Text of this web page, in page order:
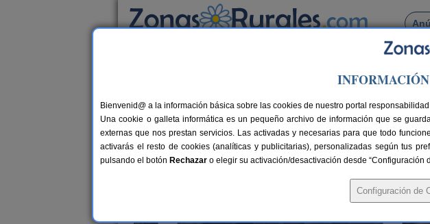
Busca por pueblo
Casas Rurales cerca de Zuriza
25 €
Bienvenid@ a la información básica sobre las cookies de nuestro portal
Una cookie o galleta informática es un pequeño archivo de información que se
externas que nos prestan servicios. Las activadas y necesarias para que todo
activarás el resto de cookies (analíticas y publicitarias), personalizadas según tus
pulsando el botón Rechazar o elegir su activación/desactivación desde “Configuración